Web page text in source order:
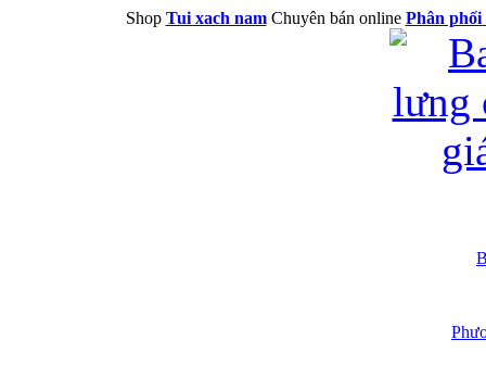
Shop Tui xach namChuyên bán online Phân phối